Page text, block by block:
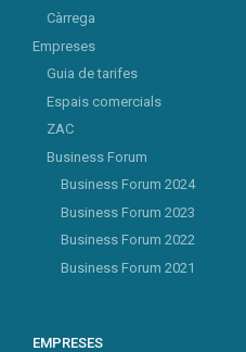
Càrrega
Empreses
Guia de tarifes
Espais comercials
ZAC
Business Forum
Business Forum 2024
Business Forum 2023
Business Forum 2022
Business Forum 2021
EMPRESES